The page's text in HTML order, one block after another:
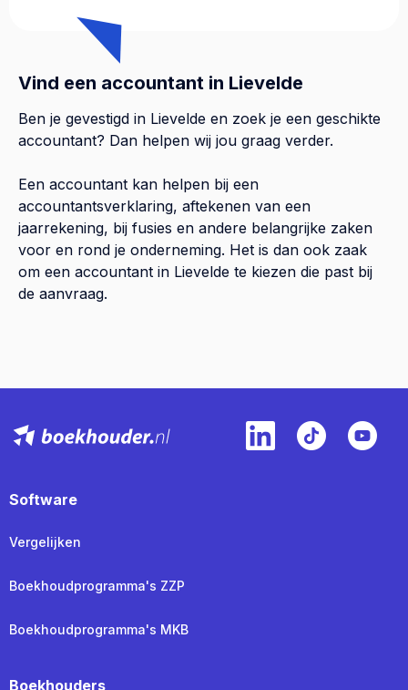
Vind een accountant in Lievelde
Ben je gevestigd in Lievelde en zoek je een geschikte
accountant? Dan helpen wij jou graag verder.
Een accountant kan helpen bij een
accountantsverklaring, aftekenen van een
jaarrekening, bij fusies en andere belangrijke zaken
voor en rond je onderneming. Het is dan ook zaak
om een accountant in Lievelde te kiezen die past bij
de aanvraag.
Software
Vergelijken
Boekhoudprogramma's ZZP
Boekhoudprogramma's MKB
Boekhouders